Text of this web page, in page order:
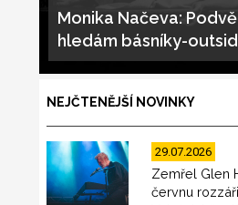
Monika Načeva:
hledám básníky-
NEJČTENĚJŠÍ NOVINKY
29.07.2026
Zemřel Glen
červnu